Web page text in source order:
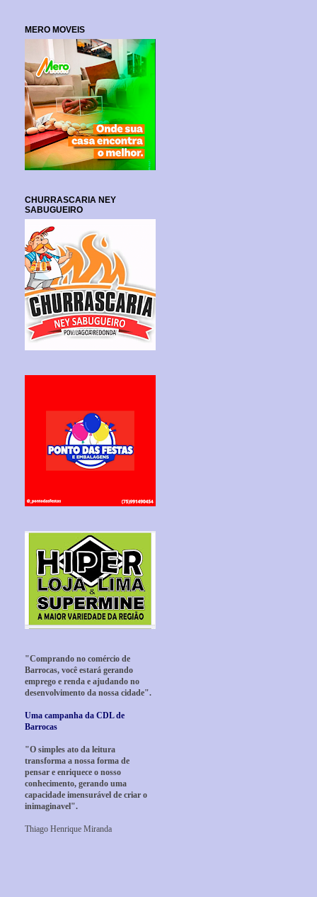
MERO MOVEIS
CHURRASCARIA NEY
SABUGUEIRO
"Comprando no comércio de
Barrocas, você estará gerando
emprego e renda e ajudando no
desenvolvimento da nossa cidade".
Uma campanha da CDL de
Barrocas
"O simples ato da leitura
transforma a nossa forma de
pensar e enriquece o nosso
conhecimento, gerando uma
capacidade imensurável de criar o
inimaginavel".
Thiago Henrique Miranda